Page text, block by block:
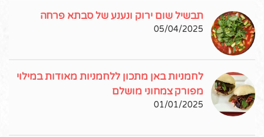
תבשיל שום ירוק ונענע של סבתא פרחה
05/04/2025
לחמניות באן מתכון ללחמניות מאודות במילוי
מפורק צמחוני מושלם
01/01/2025